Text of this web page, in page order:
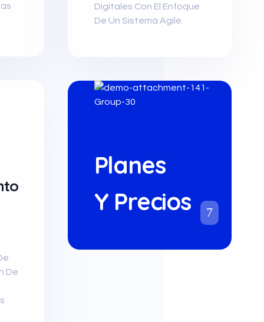
De
Digitales Con El Enfoque
De Un Sistema Agile.
Planes
Y Precios